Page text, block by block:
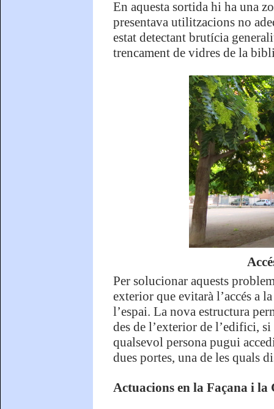
En aquesta sortida hi ha una
presentava utilitzacions no
estat detectant brutícia
trencament de vidres de la
Per solucionar aquests
exterior que evitarà l’accés a
l’espai. La nova estructura
des de l’exterior de l’edifici,
qualsevol persona pugui
dues portes, una de les quals
Actuacions en la Façana i la